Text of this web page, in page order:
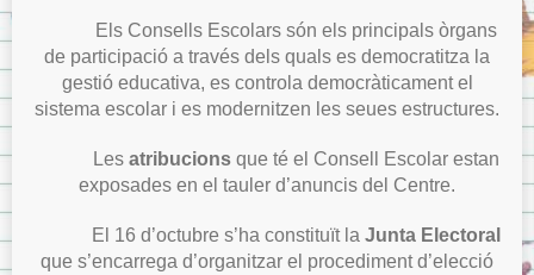
Els Consells Escolars són els principals òrgans
de participació a través dels quals es democratitza la
gestió educativa, es controla democràticament el
sistema escolar i es modernitzen les seues estructures.
Les atribucionsque té el Consell Escolar estan
exposades en el tauler d’anuncis del Centre.
El 16 d’octubre s’ha constituït la Junta Electoral
que s’encarrega d’organitzar el procediment d’elecció